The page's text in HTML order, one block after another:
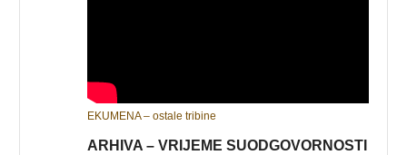
EKUMENA – ostale tribine
ARHIVA – VRIJEME SUODGOVORNOSTI